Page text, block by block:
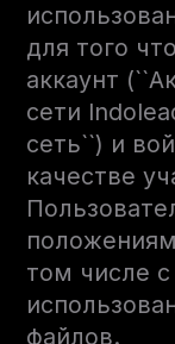
для того
аккаунт
сети
сеть``) и
качестве
том числе с
файлов.